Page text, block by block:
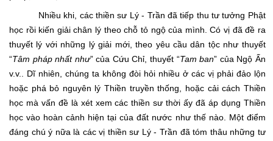
Nhiều khi, các thiền sư Lý - Trần đã tiếp thu tư tưởng Phật
học rồi kiến giải chân lý theo chỗ tỏ ngộ của mình. Có vị đã đề ra
thuyết lý với những lý giải mới, theo yêu cầu dân tộc như thuyết
“Tâm pháp nhất như” của Cứu Chỉ, thuyết “Tam ban” của Ngộ Ấn
v.v.. Dĩ nhiên, chúng ta không đòi hỏi nhiều ở các vị phải đảo lộn
hoặc phá bỏ nguyên lý Thiền truyền thống, hoặc cải cách Thiền
học mà vấn đề là xét xem các thiền sư thời ấy đã áp dụng Thiền
học vào hoàn cảnh hiện tại của đất nước như thế nào. Một điểm
đáng chú ý nữa là các vị thiền sư Lý - Trần đã tóm thâu những tư